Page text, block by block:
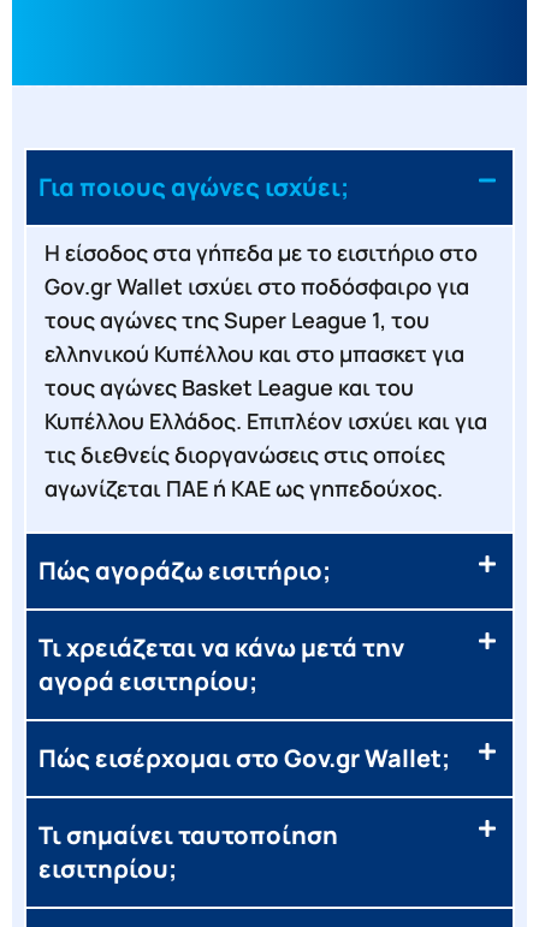
Για ποιους αγώνες ισχύει;
Η είσοδος στα γήπεδα με το εισιτήριο στο
Gov.gr Wallet ισχύει στο ποδόσφαιρο για
τους αγώνες της Super League 1, του
ελληνικού Κυπέλλου και στο μπασκετ για
τους αγώνες Basket League και του
Κυπέλλου Ελλάδος. Επιπλέον ισχύει και για
τις διεθνείς διοργανώσεις στις οποίες
αγωνίζεται ΠΑΕ ή ΚΑΕ ως γηπεδούχος.
Πώς αγοράζω εισιτήριο;
Τι χρειάζεται να κάνω μετά την
αγορά εισιτηρίου;
Πώς εισέρχομαι στο Gov.gr Wallet;
Τι σημαίνει ταυτοποίηση
εισιτηρίου;